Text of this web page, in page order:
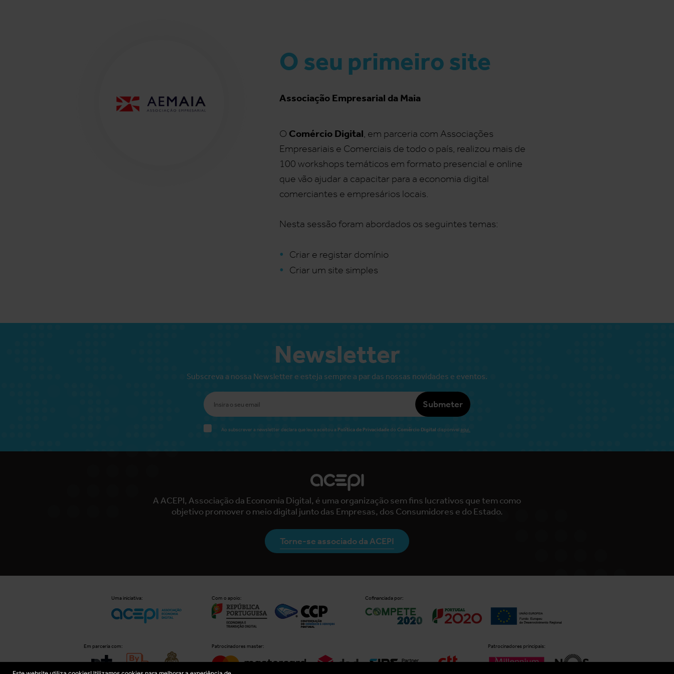
O seu primeiro site
Associação Empresarial da Maia
O Comércio Digital, em parceria com Associações
Empresariais e Comerciais de todo o país, realizou mais de
100 workshops temáticos em formato presencial e online
que vão ajudar a capacitar para a economia digital
comerciantes e empresários locais.
Nesta sessão foram abordados os seguintes temas:
Criar e registar domínio
Criar um site simples
Newsletter
Subscreva a nossa Newsletter e esteja sempre a par das nossas novidades e eventos.
Submeter
Ao subscrever a newsletter declara que leu e aceitou a Política de Privacidadedo Comércio Digital disponívelaqui.
A ACEPI, Associação da Economia Digital, é uma organização sem fins lucrativos que tem como
objetivo promover o meio digital junto das Empresas, dos Consumidores e do Estado.
Torne-se associado da ACEPI
Uma iniciativa: Com o apoio: Cofinanciada por:
Em parceria com: Patrocinadores master: Patrocinadores principais: